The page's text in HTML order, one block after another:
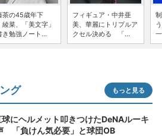
茶の45歳年下
綾菜、「美文字」
き勉強ノート...
フィギュア・中井亜
美、華麗にトリプルア
クセル決める 「...
グ もっと見る
にヘルメット叩きつけたDeNAルーキ
「負けん気必要」と球団OB